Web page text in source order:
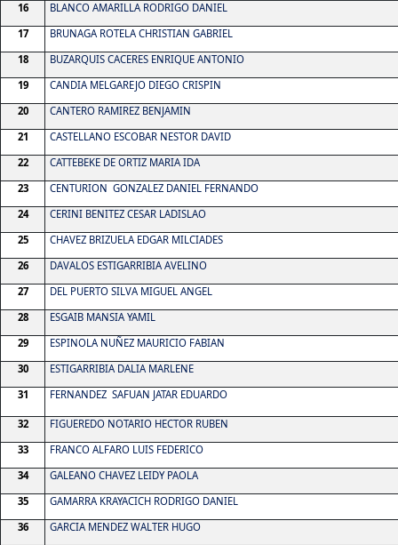
16
BLANCO AMARILLA RODRIGO DANIEL
17
BRUNAGA ROTELA CHRISTIAN GABRIEL
18
BUZARQUIS CACERES ENRIQUE ANTONIO
19
CANDIA MELGAREJO DIEGO CRISPIN
20
CANTERO RAMIREZ BENJAMIN
21
CASTELLANO ESCOBAR NESTOR DAVID
22
CATTEBEKE DE ORTIZ MARIA IDA
23
CENTURION GONZALEZ DANIEL FERNANDO
24
CERINI BENITEZ CESAR LADISLAO
25
CHAVEZ BRIZUELA EDGAR MILCIADES
26
DAVALOS ESTIGARRIBIA AVELINO
27
DEL PUERTO SILVA MIGUEL ANGEL
28
ESGAIB MANSIA YAMIL
29
ESPINOLA NUÑEZ MAURICIO FABIAN
30
ESTIGARRIBIA DALIA MARLENE
31
FERNANDEZ SAFUAN JATAR EDUARDO
32
FIGUEREDO NOTARIO HECTOR RUBEN
33
FRANCO ALFARO LUIS FEDERICO
34
GALEANO CHAVEZ LEIDY PAOLA
35
GAMARRA KRAYACICH RODRIGO DANIEL
36
GARCIA MENDEZ WALTER HUGO